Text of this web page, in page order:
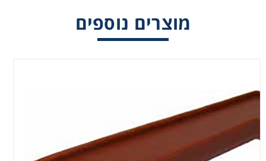
מוצרים נוספים
פסי שחיקה